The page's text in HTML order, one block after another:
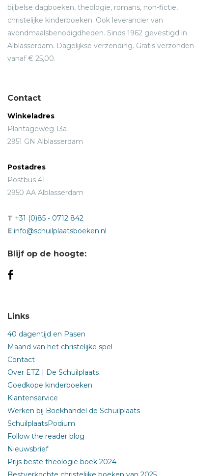
bijbelse dagboeken, theologie, romans, non-fictie,
christelijke kinderboeken. Ook leverancier van
avondmaalsbenodigdheden. Sinds 1962 gevestigd in
Alblasserdam. Dagelijkse verzending. Gratis verzonden
vanaf € 25,00.
Contact
Winkeladres
Plantageweg 13a
2951 GN Alblasserdam
Postadres
Postbus 41
2950 AA Alblasserdam
T +31 (0)85 - 0712 842
E info@schuilplaatsboeken.nl
Blijf op de hoogte:
Links
40 dagentijd en Pasen
Maand van het christelijke spel
Contact
Over ETZ | De Schuilplaats
Goedkope kinderboeken
Klantenservice
Werken bij Boekhandel de Schuilplaats
SchuilplaatsPodium
Follow the reader blog
Nieuwsbrief
Prijs beste theologie boek 2024